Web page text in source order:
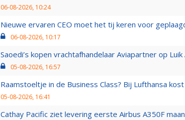
06-08-2026, 10:24
Nieuwe ervaren CEO moet het tij keren voor
06-08-2026, 10:17
Saoedi’s kopen vrachtafhandelaar Aviapartner op
05-08-2026, 16:57
Raamstoeltje in de Business Class? Bij Lufthansa
05-08-2026, 16:41
Cathay Pacific ziet levering eerste Airbus A350F